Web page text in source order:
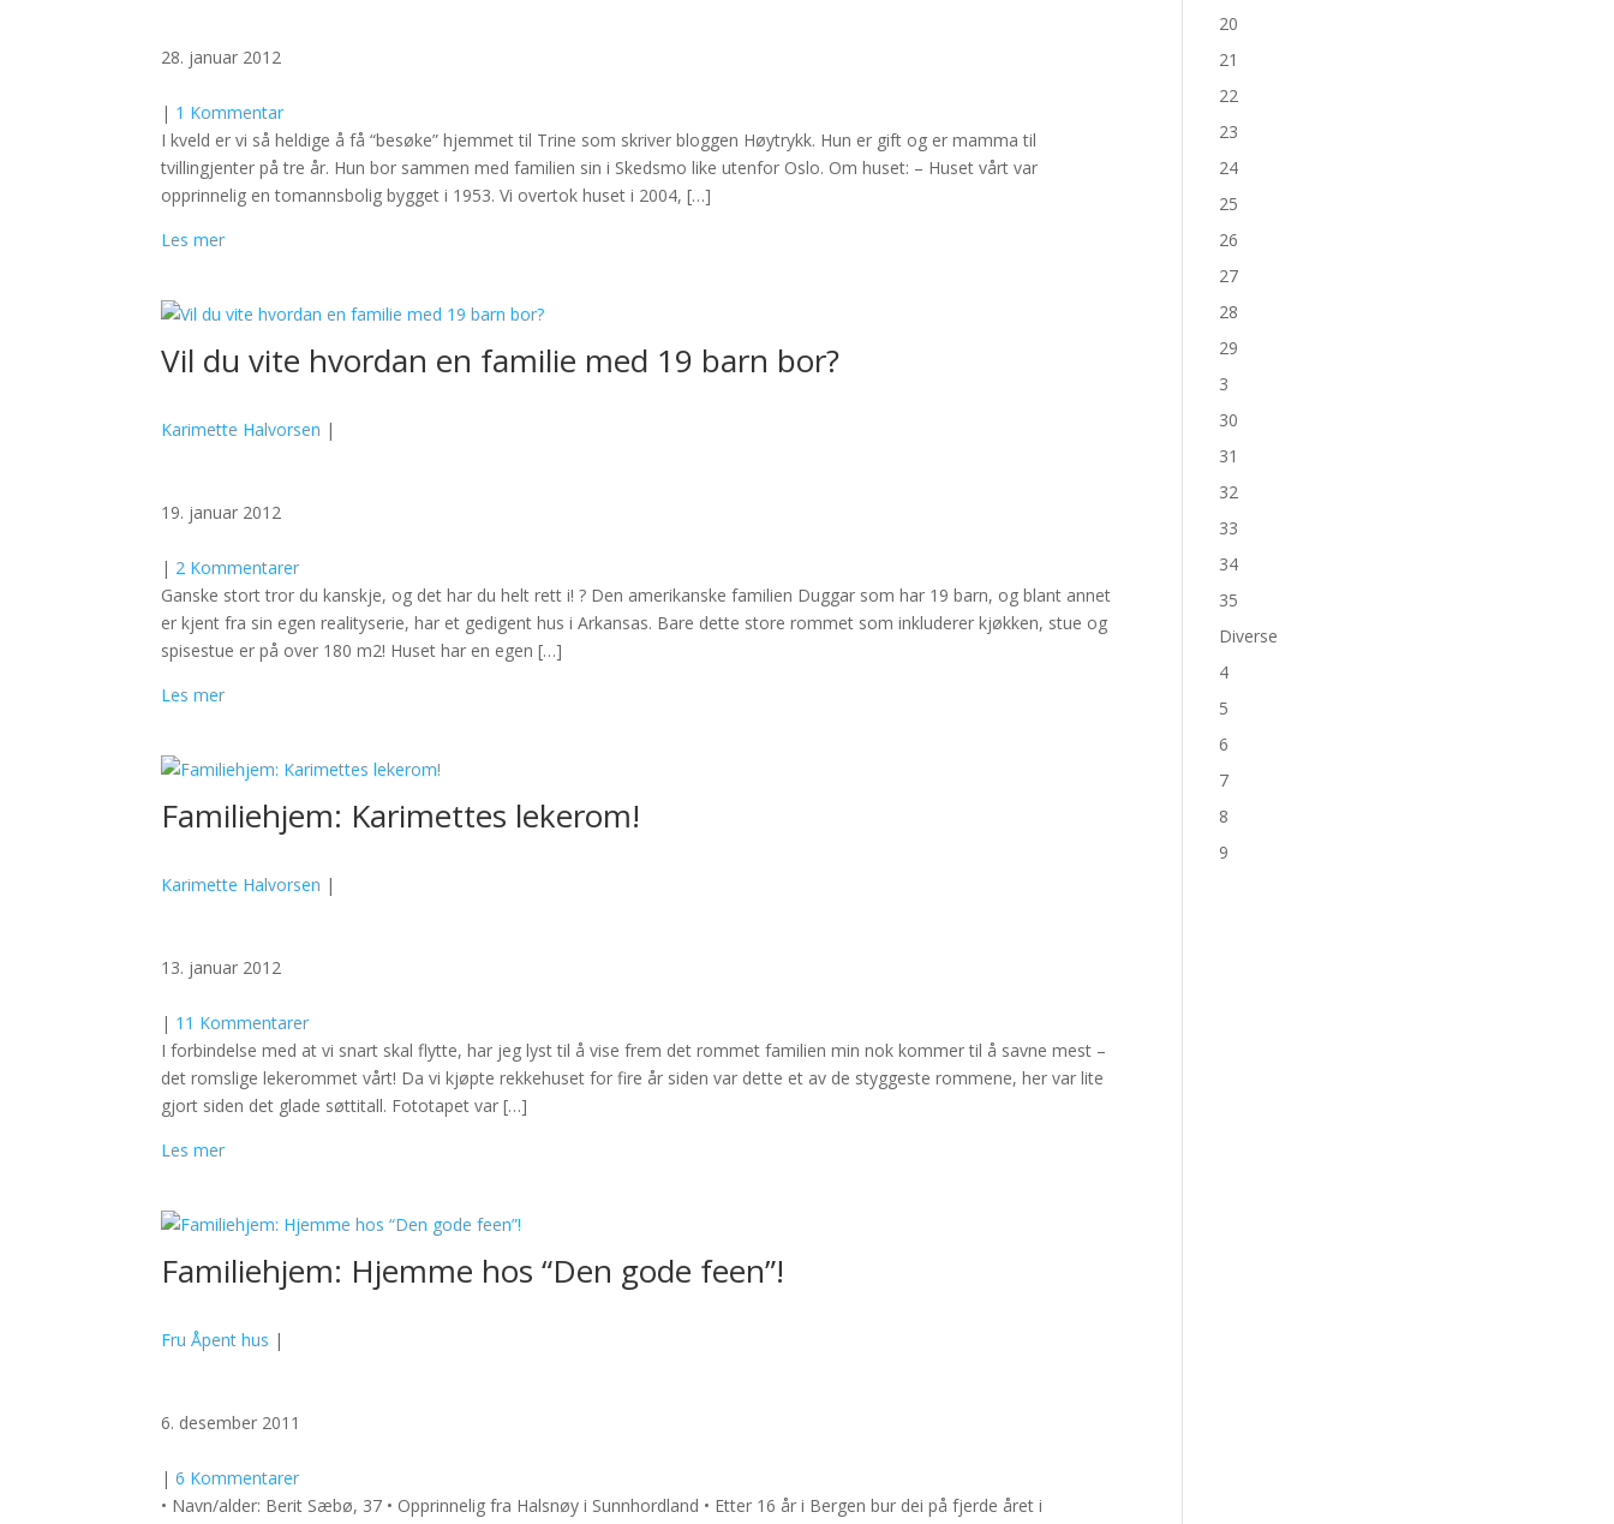
28. januar 2012
| 1 Kommentar
I kveld er vi så heldige å få “besøke” hjemmet til Trine som skriver bloggen Høytrykk. Hun er gift og er mamma til
tvillingjenter på tre år. Hun bor sammen med familien sin i Skedsmo like utenfor Oslo. Om huset: – Huset vårt var
opprinnelig en tomannsbolig bygget i 1953. Vi overtok huset i 2004, […]
Les mer
Vil du vite hvordan en familie med 19 barn bor?
Karimette Halvorsen |
19. januar 2012
| 2 Kommentarer
Ganske stort tror du kanskje, og det har du helt rett i! ? Den amerikanske familien Duggar som har 19 barn, og blant annet
er kjent fra sin egen realityserie, har et gedigent hus i Arkansas. Bare dette store rommet som inkluderer kjøkken, stue og
spisestue er på over 180 m2! Huset har en egen […]
Les mer
Familiehjem: Karimettes lekerom!
Karimette Halvorsen |
13. januar 2012
| 11 Kommentarer
I forbindelse med at vi snart skal flytte, har jeg lyst til å vise frem det rommet familien min nok kommer til å savne mest –
det romslige lekerommet vårt! Da vi kjøpte rekkehuset for fire år siden var dette et av de styggeste rommene, her var lite
gjort siden det glade søttitall. Fototapet var […]
Les mer
Familiehjem: Hjemme hos “Den gode feen”!
Fru Åpent hus |
6. desember 2011
|6 Kommentarer
• Navn/alder: Berit Sæbø, 37 • Opprinnelig fra Halsnøy i Sunnhordland • Etter 16 år i Bergen bur dei på fjerde året i
20
21
22
23
24
25
26
27
28
29
3
30
31
32
33
34
35
Diverse
4
5
6
7
8
9